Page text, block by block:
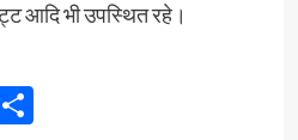
आदि भी उपस्थित रहे।
Share